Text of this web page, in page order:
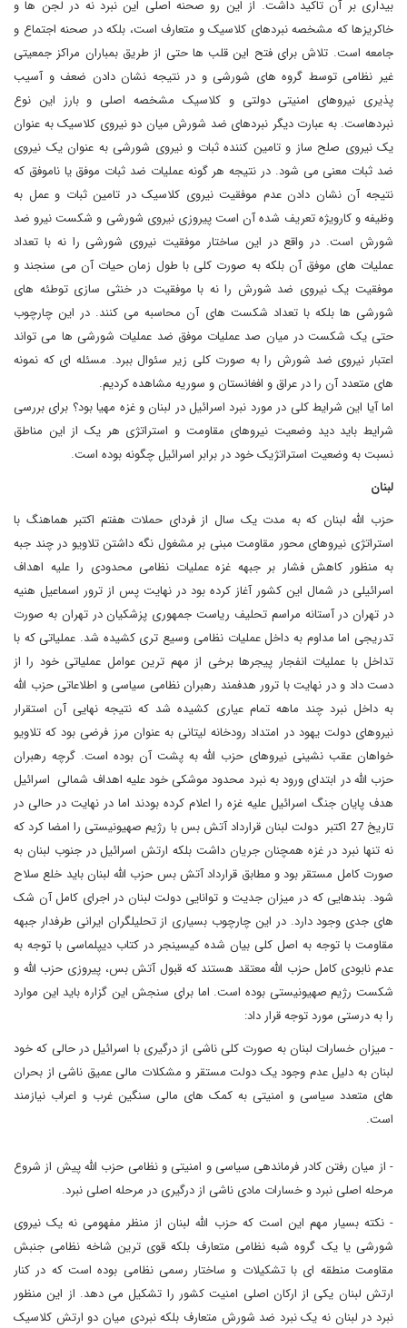
بیداری بر آن تاکید داشت. از این رو صحنه اصلی این نبرد نه در لجن ها و
خاکریزها که مشخصه نبردهای کلاسیک و متعارف است، بلکه در صحنه اجتماع و
جامعه است. تلاش برای فتح این قلب ها حتی از طریق بمباران مراکز جمعیتی
غیر نظامی توسط گروه های شورشی و در نتیجه نشان دادن ضعف و آسیب
پذیری نیروهای امنیتی دولتی و کلاسیک مشخصه اصلی و بارز این نوع
نبردهاست. به عبارت دیگر نبردهای ضد شورش میان دو نیروی کلاسیک به عنوان
یک نیروی صلح ساز و تامین کننده ثبات و نیروی شورشی به عنوان یک نیروی
ضد ثبات معنی می شود. در نتیجه هر گونه عملیات ضد ثبات موفق یا ناموفق که
نتیجه آن نشان دادن عدم موفقیت نیروی کلاسیک در تامین ثبات و عمل به
وظیفه و کارویژه تعریف شده آن است پیروزی نیروی شورشی و شکست نیرو ضد
شورش است. در واقع در این ساختار موفقیت نیروی شورشی را نه با تعداد
عملیات های موفق آن بلکه به صورت کلی با طول زمان حیات آن می سنجند و
موفقیت یک نیروی ضد شورش را نه با موفقیت در خنثی سازی توطئه های
شورشی ها بلکه با تعداد شکست های آن محاسبه می کنند. در این چارچوب
حتی یک شکست در میان صد عملیات موفق ضد عملیات شورشی ها می تواند
اعتبار نیروی ضد شورش را به صورت کلی زیر سئوال ببرد. مسئله ای که نمونه
های متعدد آن را در عراق و افغانستان و سوریه مشاهده کردیم.
اما آیا این شرایط کلی در مورد نبرد اسرائیل در لبنان و غزه مهیا بود؟ برای بررسی
شرایط باید دید وضعیت نیروهای مقاومت و استراتژی هر یک از این مناطق
نسبت به وضعیت استراتژیک خود در برابر اسرائیل چگونه بوده است.
لبنان
حزب الله لبنان که به مدت یک سال از فردای حملات هفتم اکتبر هماهنگ با
استراتژی نیروهای محور مقاومت مبنی بر مشغول نگه داشتن تلاویو در چند جبه
به منظور کاهش فشار بر جبهه غزه عملیات نظامی محدودی را علیه اهداف
اسرائیلی در شمال این کشور آغاز کرده بود در نهایت پس از ترور اسماعیل هنیه
در تهران در آستانه مراسم تحلیف ریاست جمهوری پزشکیان در تهران به صورت
تدریجی اما مداوم به داخل عملیات نظامی وسیع تری کشیده شد. عملیاتی که با
تداخل با عملیات انفجار پیجرها برخی از مهم ترین عوامل عملیاتی خود را از
دست داد و در نهایت با ترور هدفمند رهبران نظامی سیاسی و اطلاعاتی حزب الله
به داخل نبرد چند ماهه تمام عیاری کشیده شد که نتیجه نهایی آن استقرار
نیروهای دولت یهود در امتداد رودخانه لیتانی به عنوان مرز فرضی بود که تلاویو
خواهان عقب نشینی نیروهای حزب الله به پشت آن بوده است. گرچه رهبران
حزب الله در ابتدای ورود به نبرد محدود موشکی خود علیه اهداف شمالی اسرائیل
هدف پایان جنگ اسرائیل علیه غزه را اعلام کرده بودند اما در نهایت در حالی در
تاریخ 27 اکتبر دولت لبنان قرارداد آتش بس با رژیم صهیونیستی را امضا کرد که
نه تنها نبرد در غزه همچنان جریان داشت بلکه ارتش اسرائیل در جنوب لبنان به
صورت کامل مستقر بود و مطابق قرارداد آتش بس حزب الله لبنان باید خلع سلاح
شود. بندهایی که در میزان جدیت و توانایی دولت لبنان در اجرای کامل آن شک
های جدی وجود دارد. در این چارچوب بسیاری از تحلیلگران ایرانی طرفدار جبهه
مقاومت با توجه به اصل کلی بیان شده کیسینجر در کتاب دیپلماسی با توجه به
عدم نابودی کامل حزب الله معتقد هستند که قبول آتش بس، پیروزی حزب الله و
شکست رژیم صهیونیستی بوده است. اما برای سنجش این گزاره باید این موارد
را به درستی مورد توجه قرار داد:
- میزان خسارات لبنان به صورت کلی ناشی از درگیری با اسرائیل در حالی که خود
لبنان به دلیل عدم وجود یک دولت مستقر و مشکلات مالی عمیق ناشی از بحران
های متعدد سیاسی و امنیتی به کمک های مالی سنگین غرب و اعراب نیازمند
است.
- از میان رفتن کادر فرماندهی سیاسی و امنیتی و نظامی حزب الله پیش از شروع
مرحله اصلی نبرد و خسارات مادی ناشی از درگیری در مرحله اصلی نبرد.
- نکته بسیار مهم این است که حزب الله لبنان از منظر مفهومی نه یک نیروی
شورشی یا یک گروه شبه نظامی متعارف بلکه قوی ترین شاخه نظامی جنبش
مقاومت منطقه ای با تشکیلات و ساختار رسمی نظامی بوده است که در کنار
ارتش لبنان یکی از ارکان اصلی امنیت کشور را تشکیل می دهد. از این منظور
نبرد در لبنان نه یک نبرد ضد شورش متعارف بلکه نبردی میان دو ارتش کلاسیک